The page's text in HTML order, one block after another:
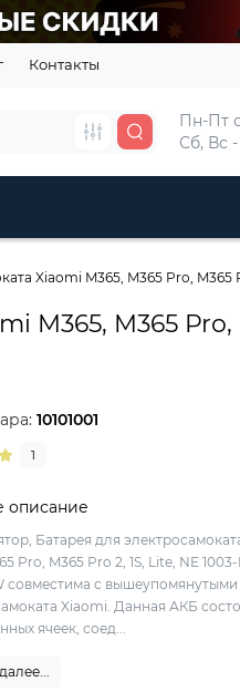
Контакты
Пн-Пт с
Сб, Вс
Xiaomi M365, M365 Pro, M365
M365, M365 Pro,
10101001
1
описание
Батарея для
Pro, M365 Pro 2, 1S, Lite, NE
совместима с
Xiaomi. Данная АКБ
ячеек, соед...